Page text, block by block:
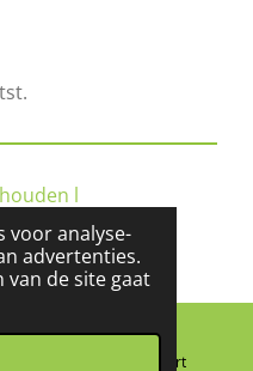
voor analyse-
advertenties.
van de site gaat
l
Helmond
Kaart